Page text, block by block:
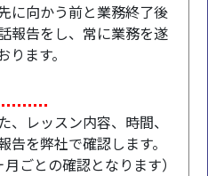
に向かう前と業務終了後
報告をし、常に業務を遂
ます。
レッスン内容、時間、
を弊社で確認します。
ごとの確認となります）